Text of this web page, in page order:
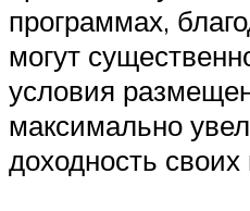
программах,
могут
условия
максимально
доходность своих